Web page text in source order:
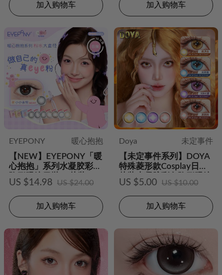
加入购物车 加入购物车
EYEPONY
暖心抱抱
【NEW】EYEPONY「暖
心抱抱」系列水凝胶彩色
隐形眼镜日抛10片装
US $14.98 US $24.00
加入购物车
Doya
未定事件
【未定事件系列】DOYA
特殊菱形款Cosplay日抛2
片装水凝胶彩色隐形眼镜
US $5.00 US $10.00
加入购物车